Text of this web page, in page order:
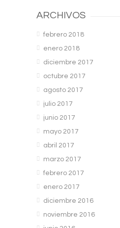
ARCHIVOS
febrero 2018
enero 2018
diciembre 2017
octubre 2017
agosto 2017
julio 2017
junio 2017
mayo 2017
abril 2017
marzo 2017
febrero 2017
enero 2017
diciembre 2016
noviembre 2016